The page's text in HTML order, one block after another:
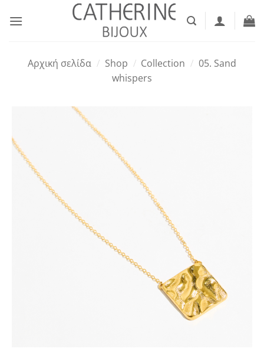
στο
Αρχική σελίδα / Shop / Collection / 05. Sand
whispers